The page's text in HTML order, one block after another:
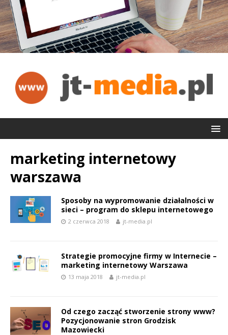
marketing internetowy
warszawa
Sposoby na wypromowanie działalności w
sieci – program do sklepu internetowego
2 czerwca 2018 jt-media.pl
Strategie promocyjne firmy w Internecie –
marketing internetowy Warszawa
13 maja 2018 jt-media.pl
Od czego zacząć stworzenie strony www?
Pozycjonowanie stron Grodzisk
Mazowiecki